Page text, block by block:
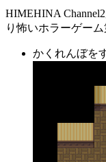
HIMEHINA
り怖いホラーゲーム
かくれんぼを